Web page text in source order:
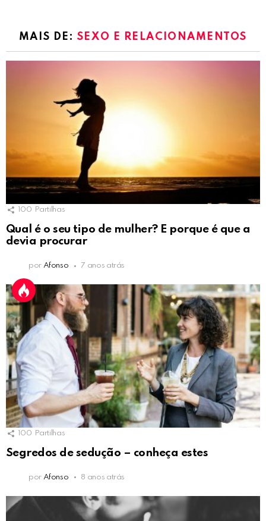
MAIS DE: SEXO E RELACIONAMENTOS
100 Partilhas
Qual é o seu tipo de mulher? E porque é que a
devia procurar
por Afonso 7 anos atrás
100 Partilhas
Segredos de sedução – conheça estes
por Afonso 8 anos atrás